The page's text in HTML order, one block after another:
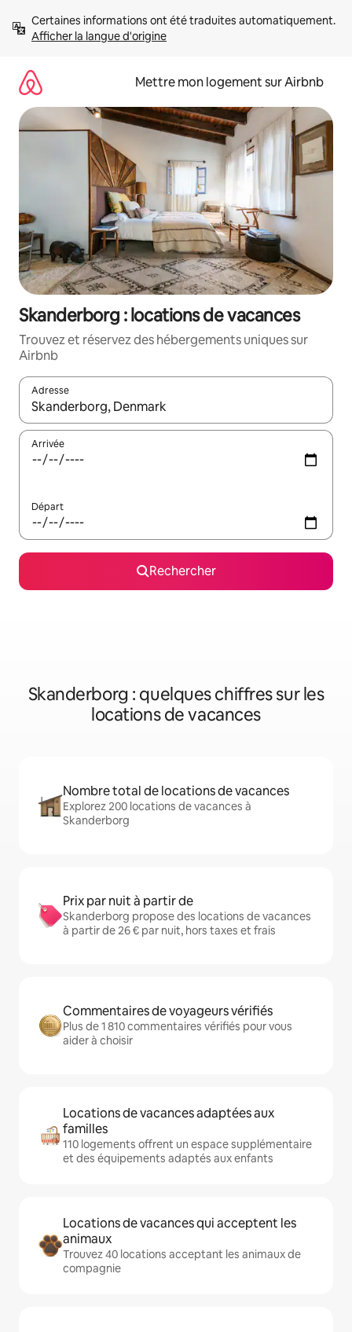
directement
Afficher la langue d'origine
Mettre mon logement sur Airbnb
Skanderborg : locations de vacances
Trouvez et réservez des hébergements uniques sur
Airbnb
Adresse
Lorsque les résultats s'affichent, utilisez les flèches vers le
Arrivée
Départ
Rechercher
Skanderborg : quelques chiffres sur les
locations de vacances
Nombre total de locations de vacances
Explorez 200 locations de vacances à
Skanderborg
Prix par nuit à partir de
Skanderborg propose des locations de vacances
à partir de 26 € par nuit, hors taxes et frais
Commentaires de voyageurs vérifiés
Plus de 1 810 commentaires vérifiés pour vous
aider à choisir
Locations de vacances adaptées aux
familles
110 logements offrent un espace supplémentaire
et des équipements adaptés aux enfants
Locations de vacances qui acceptent les
animaux
Trouvez 40 locations acceptant les animaux de
compagnie